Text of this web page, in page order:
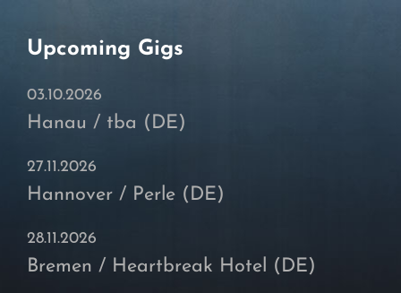
Upcoming Gigs
03.10.2026
Hanau / tba (DE)
27.11.2026
Hannover / Perle (DE)
28.11.2026
Bremen / Heartbreak Hotel (DE)